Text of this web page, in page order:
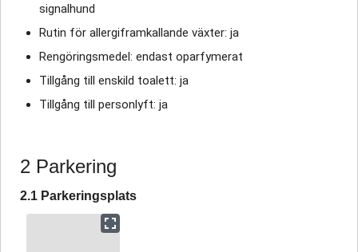
signalhund
Rutin för allergiframkallande växter: ja
Rengöringsmedel: endast oparfymerat
Tillgång till enskild toalett: ja
Tillgång till personlyft: ja
2 Parkering
2.1 Parkeringsplats